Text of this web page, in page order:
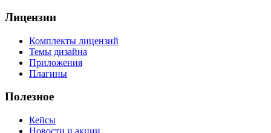
Лицензии
Комплекты лицензий
Темы дизайна
Приложения
Плагины
Полезное
Кейсы
Новости и акции